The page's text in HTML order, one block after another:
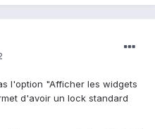
l'option "Afficher les widgets
d'avoir un lock standard